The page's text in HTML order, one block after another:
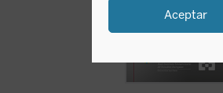
Aceptar